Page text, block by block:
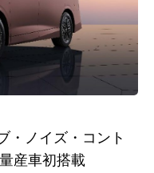
・ノイズ・コント
産車初搭載